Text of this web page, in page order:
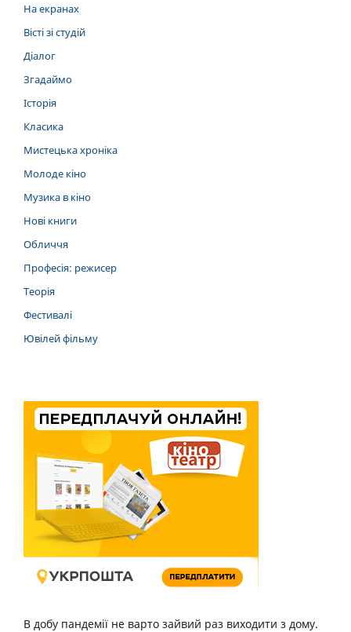
На екранах
Вісті зі студій
Діалог
Згадаймо
Історія
Класика
Мистецька хроніка
Молоде кіно
Музика в кіно
Нові книги
Обличчя
Професія: режисер
Теорія
Фестивалі
Ювілей фільму
В добу пандемії не варто зайвий раз виходити з дому.